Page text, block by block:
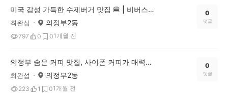
미국 감성 가득한 수제버거 맛집 🍔 | 비버스키친 의정부본점 소개해요
최완섭 의정부2동
797 0 01개월 전
0
댓글
의정부 숨은 커피 맛집, 사이폰 커피가 매력적인 '커피배전소'
최완섭 의정부2동
223 1 01개월 전
0
댓글